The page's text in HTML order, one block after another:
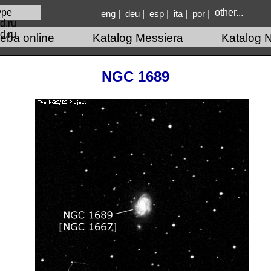
eng deu esp ita por other...
online Katalog Messiera Katalog
NGC 1689